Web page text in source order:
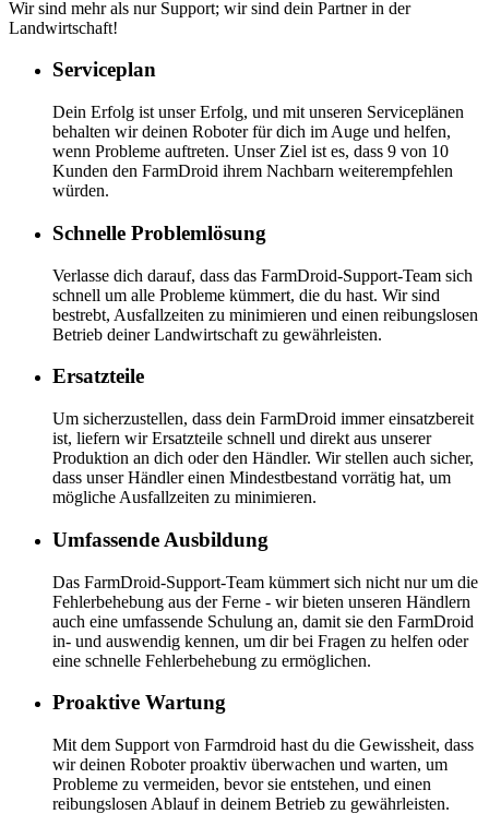
Wir sind mehr als nur Support; wir sind dein Partner in der
Landwirtschaft!
Serviceplan
Dein Erfolg ist unser Erfolg, und mit unseren Serviceplänen
behalten wir deinen Roboter für dich im Auge und helfen,
wenn Probleme auftreten. Unser Ziel ist es, dass 9 von 10
Kunden den FarmDroid ihrem Nachbarn weiterempfehlen
würden.
Schnelle Problemlösung
Verlasse dich darauf, dass das FarmDroid-Support-Team sich
schnell um alle Probleme kümmert, die du hast. Wir sind
bestrebt, Ausfallzeiten zu minimieren und einen reibungslosen
Betrieb deiner Landwirtschaft zu gewährleisten.
Ersatzteile
Um sicherzustellen, dass dein FarmDroid immer einsatzbereit
ist, liefern wir Ersatzteile schnell und direkt aus unserer
Produktion an dich oder den Händler. Wir stellen auch sicher,
dass unser Händler einen Mindestbestand vorrätig hat, um
mögliche Ausfallzeiten zu minimieren.
Umfassende Ausbildung
Das FarmDroid-Support-Team kümmert sich nicht nur um die
Fehlerbehebung aus der Ferne - wir bieten unseren Händlern
auch eine umfassende Schulung an, damit sie den FarmDroid
in- und auswendig kennen, um dir bei Fragen zu helfen oder
eine schnelle Fehlerbehebung zu ermöglichen.
Proaktive Wartung
Mit dem Support von Farmdroid hast du die Gewissheit, dass
wir deinen Roboter proaktiv überwachen und warten, um
Probleme zu vermeiden, bevor sie entstehen, und einen
reibungslosen Ablauf in deinem Betrieb zu gewährleisten.